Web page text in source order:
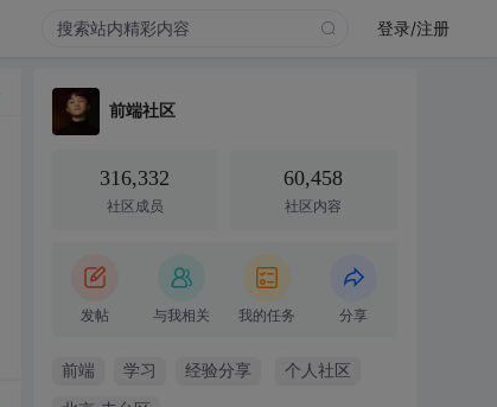
登录/注册
前端社区
316,332
社区成员
60,458
社区内容
发帖 与我相关 我的任务 分享
前端 学习 经验分享 个人社区